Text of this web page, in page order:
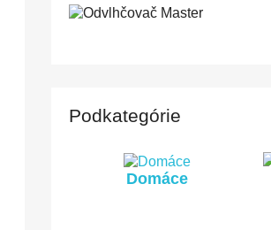
Podkategórie
Domáce